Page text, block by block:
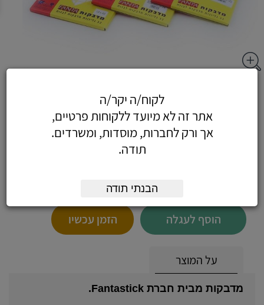
מ"מ (40 בדף)
הוסף לעגלה הזמן עכשיו
על המוצר
מדבקות מבית חברת Fantastick.
לקוח/ה יקר/ה
אתר זה לא מיועד ללקוחות פרטיים,
אך ורק לחברות, מוסדות, ומשרדים.
תודה.
הבנתי תודה